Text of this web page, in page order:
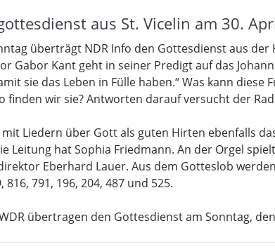
aus St. Vicelin am 30.
überträgt NDR Info den Gottesdienst aus der
Gabor Kant geht in seiner Predigt auf das
sie das Leben in Fülle haben.“ Was kann diese
finden wir sie? Antworten darauf versucht der
Liedern über Gott als guten Hirten ebenfalls
Leitung hat Sophia Friedmann. An der Orgel
Eberhard Lauer. Aus dem Gotteslob
816, 791, 196, 204, 487 und 525.
übertragen den Gottesdienst am Sonntag,